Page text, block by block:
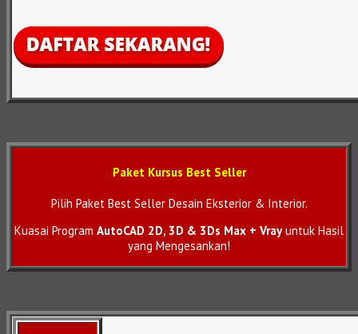
Paket Kursus Best Seller
Pilih Paket Best Seller Desain Eksterior & Interior.
Kuasai Program AutoCAD 2D, 3D & 3Ds Max + Vrayuntuk Hasil
yang Mengesankan!